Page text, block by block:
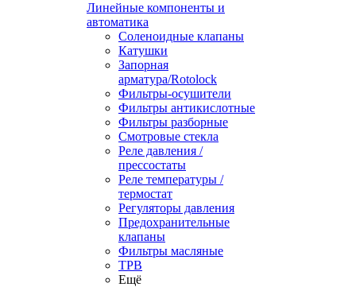
Линейные компоненты и
автоматика
Соленоидные клапаны
Катушки
Запорная
арматура/Rotolock
Фильтры-осушители
Фильтры антикислотные
Фильтры разборные
Смотровые стекла
Реле давления /
прессостаты
Реле температуры /
термостат
Регуляторы давления
Предохранительные
клапаны
Фильтры масляные
ТРВ
Ещё